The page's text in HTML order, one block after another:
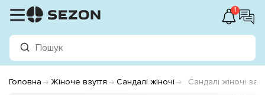
1
Головна Жіноче взуття Сандалі жіночі Сандалі жіночі